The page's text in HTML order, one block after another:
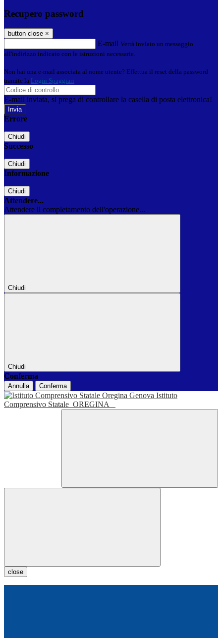
Recupero password
button close ×
E-mail Verrà inviato un messaggio
all'indirizzo indicato con le istruzioni necessarie.
Non hai una e-mail associata al nome utente? Effettua il reset della password
tramite la Login Spaggiari
E-mail inviata, si prega di controllare la casella di posta elettronica!
Errore
Chiudi
Successo
Chiudi
Informazione
Chiudi
Attendere...
Attendere il completamento dell'operazione...
Chiudi
Chiudi
Conferma
Annulla Conferma
Istituto
Comprensivo Statale OREGINA
close